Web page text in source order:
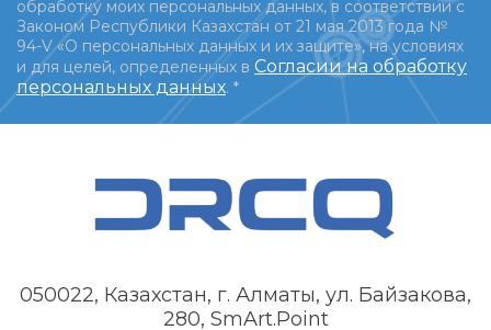
обработку моих персональных данных, в соответствии с
Законом Республики Казахстан от 21 мая 2013 года №
94-V «О персональных данных и их защите», на условиях
и для целей, определенных в Согласии на обработку
персональных данных. *
050022, Казахстан, г. Алматы, ул. Байзакова,
280, SmArt.Point